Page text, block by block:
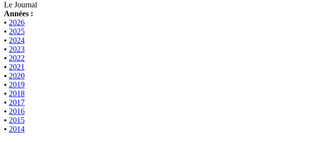
Le Journal
Années :
• 2026
• 2025
• 2024
• 2023
• 2022
• 2021
• 2020
• 2019
• 2018
• 2017
• 2016
• 2015
• 2014